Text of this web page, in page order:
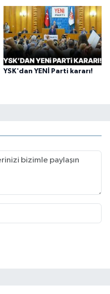
YSK'dan YENİ Parti kararı!